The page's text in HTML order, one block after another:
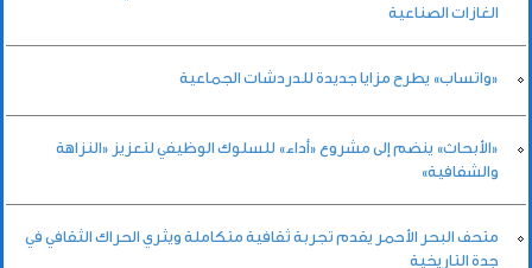
الغازات الصناعية
«واتساب» يطرح مزايا جديدة للدردشات الجماعية
«الأبحاث» ينضم إلى مشروع «أداء» للسلوك الوظيفي لتعزيز «النزاهة
والشفافية»
متحف البحر الأحمر يقدم تجربة ثقافية متكاملة ويثري الحراك الثقافي في
جدة التاريخية